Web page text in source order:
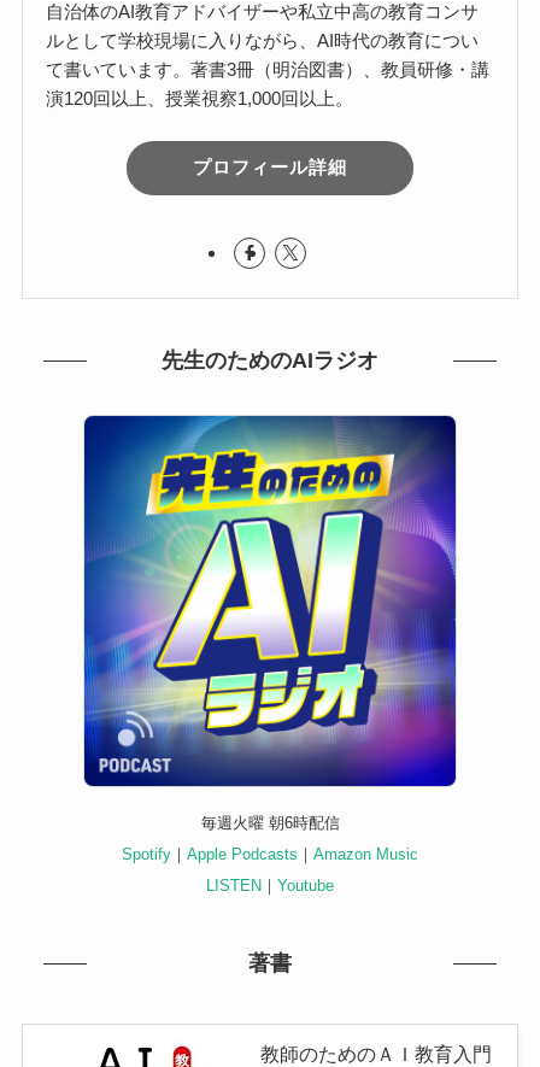
自治体のAI教育アドバイザーや私立中高の教育コンサ
ルとして学校現場に入りながら、AI時代の教育につい
て書いています。著書3冊（明治図書）、教員研修・講
演120回以上、授業視察1,000回以上。
プロフィール詳細
先生のためのAIラジオ
毎週火曜 朝6時配信
Spotify ｜ Apple Podcasts ｜ Amazon Music
LISTEN ｜ Youtube
著書
教師のためのＡＩ教育入門